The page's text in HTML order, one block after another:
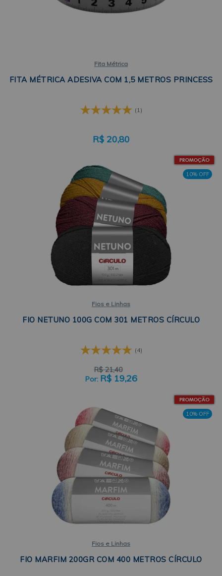
Fita Métrica
FITA MÉTRICA ADESIVA COM 1,5 METROS PRINCESS
(1)
R$ 20,80
10% OFF
Fios e Linhas
FIO NETUNO 100G COM 301 METROS CÍRCULO
(4)
R$ 21,40
R$ 19,26
10% OFF
Fios e Linhas
FIO MARFIM 200GR COM 400 METROS CÍRCULO